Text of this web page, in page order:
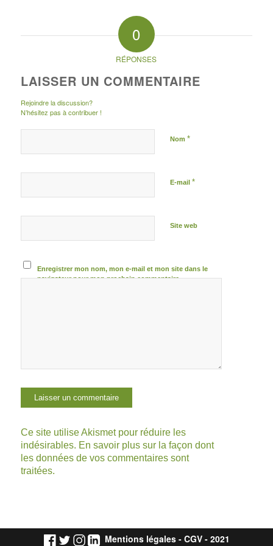
0
RÉPONSES
LAISSER UN COMMENTAIRE
Rejoindre la discussion?
N’hésitez pas à contribuer !
Nom *
E-mail *
Site web
Enregistrer mon nom, mon e-mail et mon site dans le
navigateur pour mon prochain commentaire.
Ce site utilise Akismet pour réduire les
indésirables. En savoir plus sur la façon dont
les données de vos commentaires sont
traitées.
Mentions légales- CGV- 2021